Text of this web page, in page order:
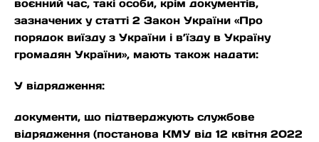
воєнний час, такі особи, крім документів,
зазначених у статті 2 Закон України «Про
порядок виїзду з України і в’їзду в Україну
громадян України», мають також надати:
У відрядження:
документи, що підтверджують службове
відрядження (постанова КМУ від 12 квітня 2022